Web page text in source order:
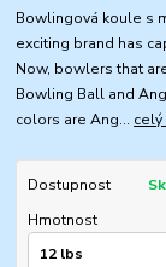
Bowlingová koule s
exciting brand has
Now, bowlers that
Bowling Ball and
colors are Ang...
Dostupnost
Hmotnost